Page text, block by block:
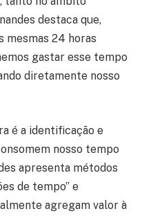
destaca que,
mesmas 24 horas
gastar esse tempo
diretamente nosso
é a identificação e
nosso tempo
apresenta métodos
de tempo” e
agregam valor à